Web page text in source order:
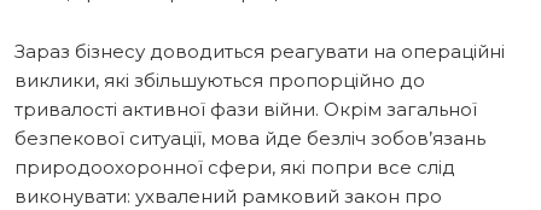
Зараз бізнесу доводиться реагувати на операційні
виклики, які збільшуються пропорційно до
тривалості активної фази війни. Окрім загальної
безпекової ситуації, мова йде безліч зобов’язань
природоохоронної сфери, які попри все слід
виконувати: ухвалений рамковий закон про